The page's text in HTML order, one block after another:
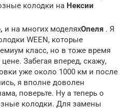
колодки на Нексии
и на многих моделяхОпеля . Я
WEEN, которые
класс, но в тоже время
Забегая вперед, скажу,
уже около 1000 км и после
я вполне доволен
поверьте. Ну а теперь о
колодки. Для замены